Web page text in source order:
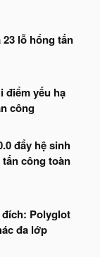
lỗ hổng tấn
điểm yếu hạ
công
đẩy hệ sinh
công toàn
Polyglot
đa lớp